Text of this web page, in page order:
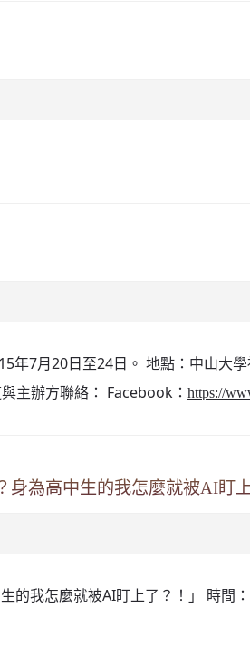
7月20日至24日。 地點：中山大
主辦方聯絡： Facebook： https://
為高中生的我怎麼就被AI盯上
我怎麼就被AI盯上了？！」 時間